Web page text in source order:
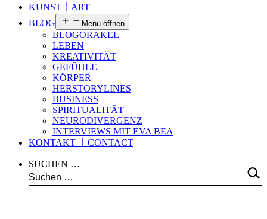
KUNST〡ART
BLOG
Menü öffnen
BLOGORAKEL
LEBEN
KREATIVITÄT
GEFÜHLE
KÖRPER
HERSTORYLINES
BUSINESS
SPIRITUALITÄT
NEURODIVERGENZ
INTERVIEWS MIT EVA BEA
KONTAKT 〡CONTACT
SUCHEN …